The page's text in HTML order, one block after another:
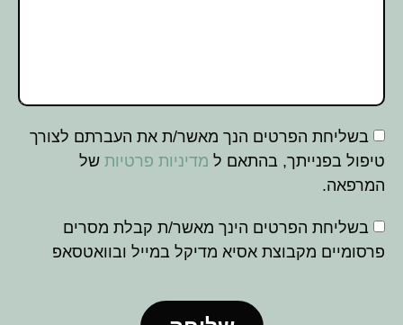
בשליחת הפרטים הנך מאשר/ת את העברתם לצורך
טיפול בפנייתך, בהתאם ל מדיניות פרטיות של
המרפאה.
בשליחת הפרטים הינך מאשר/ת קבלת מסרים
פרסומיים מקבוצת אסיא מדיקל במייל ובוואטסאפ